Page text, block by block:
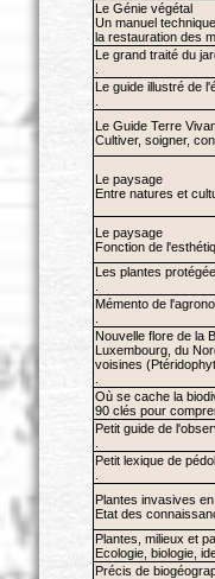
Le Génie végétal
Un manuel
la restauration des
Le grand traité du
Le guide illustré de
Le Guide Terre
Cultiver, soigner,
Le paysage
Entre natures et
Le paysage
Fonction de
Les plantes
Mémento de
Nouvelle flore de la
Luxembourg, du
voisines
Où se cache la
90 clés pour
Petit guide de
Petit lexique de
Plantes invasives
Etat des
Plantes, milieux et
Ecologie, biologie,
Précis de